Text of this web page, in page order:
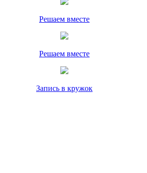
Решаем вместе
Решаем вместе
Запись в кружок